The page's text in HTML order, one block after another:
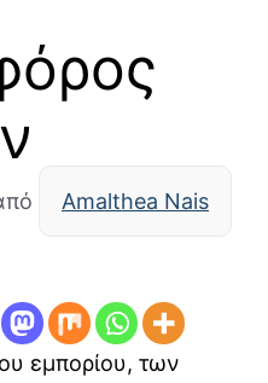
Amalthea Nais
εμπορίου, των